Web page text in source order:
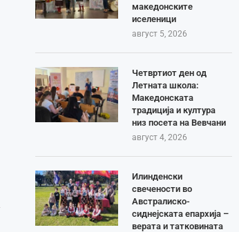
македонските
иселеници
август 5, 2026
Четвртиот ден од
Летната школа:
Македонската
традиција и култура
низ посета на Вевчани
август 4, 2026
Илинденски
свечености во
Австралиско-
сиднејската епархија –
верата и татковината